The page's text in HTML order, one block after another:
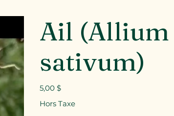
Ail (Allium
sativum)
Prix
5,00 $
Hors Taxe